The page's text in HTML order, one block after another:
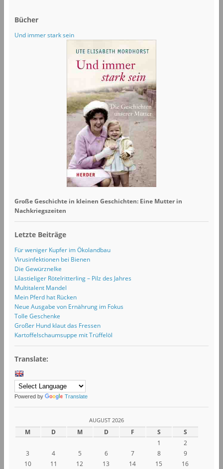
Bücher
Und immer stark sein
Große Geschichte in kleinen Geschichten: Eine Mutter in
Nachkriegszeiten
Letzte Beiträge
Für weniger Kupfer im Ökolandbau
Virusinfektionen bei Bienen
Die Gewürznelke
Lilastieliger Rötelritterling – Pilz des Jahres
Multitalent Mandel
Mein Pferd hat Rücken
Neue Ausgabe von Ernährung im Fokus
Tolle Geschenke
Großer Hund klaut das Fressen
Kartoffelschaumsuppe mit Trüffelöl
Translate:
Powered by Translate
AUGUST 2026
M D M D F S S
1
2
3
4 5 6 7 8
9
10
11 12 13 14 15
16